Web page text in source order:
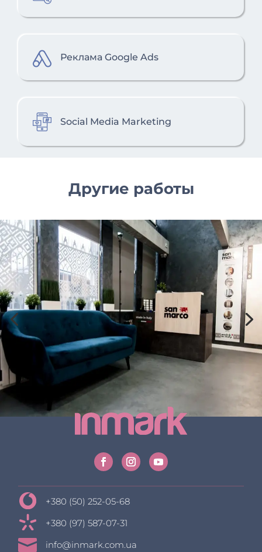
Реклама Google Ads
Social Media Marketing
Другие работы
+380 (50) 252-05-68
+380 (97) 587-07-31
 info@inmark.com.ua